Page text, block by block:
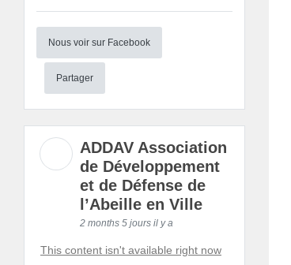
Nous voir sur Facebook
Partager
ADDAV Association
de Développement
et de Défense de
l’Abeille en Ville
2 months 5 jours il y a
This content isn't available right now